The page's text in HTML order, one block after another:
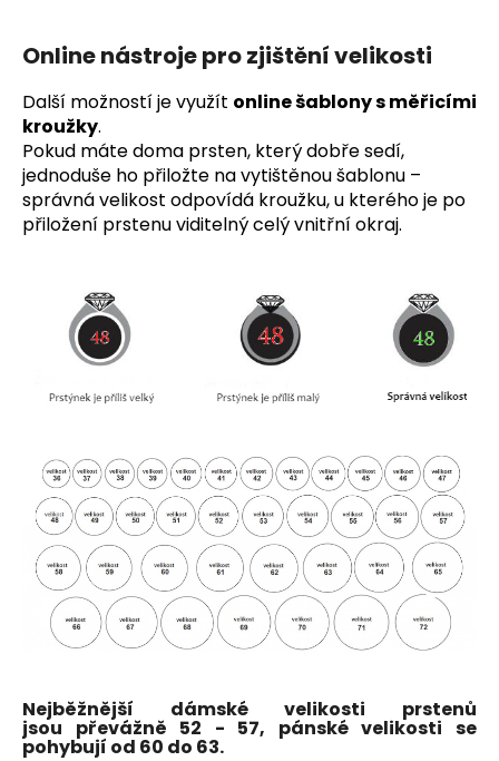
Online nástroje pro zjištění velikosti
Další možností je využít online šablony s měřicími
kroužky.
Pokud máte doma prsten, který dobře sedí,
jednoduše ho přiložte na vytištěnou šablonu –
správná velikost odpovídá kroužku, u kterého je po
přiložení prstenu viditelný celý vnitřní okraj.
Nejběžnější dámské velikosti prstenů
jsou převážně 52 - 57, pánské velikosti se
pohybují od 60 do 63.